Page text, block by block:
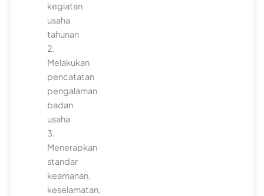
kegiatan
usaha
tahunan
2.
Melakukan
pencatatan
pengalaman
badan
usaha
3.
Menerapkan
standar
keamanan,
keselamatan,